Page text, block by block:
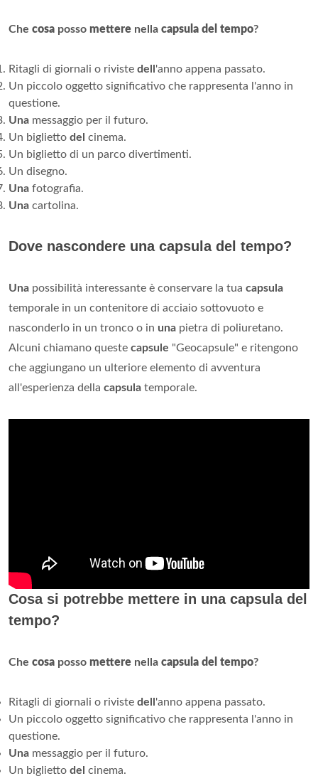
Che cosa posso mettere nella capsula del tempo?
Ritagli di giornali o riviste dell 'anno appena passato.
Un piccolo oggetto significativo che rappresenta l'anno in
questione.
Una messaggio per il futuro.
Un biglietto del cinema.
Un biglietto di un parco divertimenti.
Un disegno.
Una fotografia.
Una cartolina.
Dove nascondere una capsula del tempo?
Una possibilità interessante è conservare la tua capsula
temporale in un contenitore di acciaio sottovuoto e
nasconderlo in un tronco o in una pietra di poliuretano.
Alcuni chiamano queste capsule "Geocapsule" e ritengono
che aggiungano un ulteriore elemento di avventura
all'esperienza della capsula temporale.
Cosa si potrebbe mettere in una capsula del
tempo?
Che cosa posso mettere nella capsula del tempo?
Ritagli di giornali o riviste dell 'anno appena passato.
Un piccolo oggetto significativo che rappresenta l'anno in
questione.
Una messaggio per il futuro.
Un biglietto del cinema.